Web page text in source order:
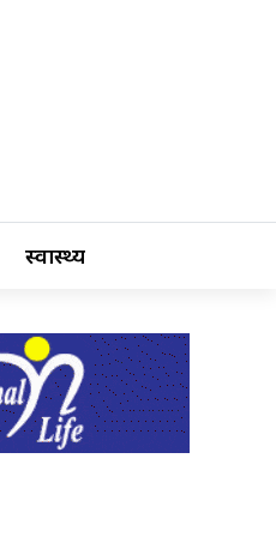
स्वास्थ्य